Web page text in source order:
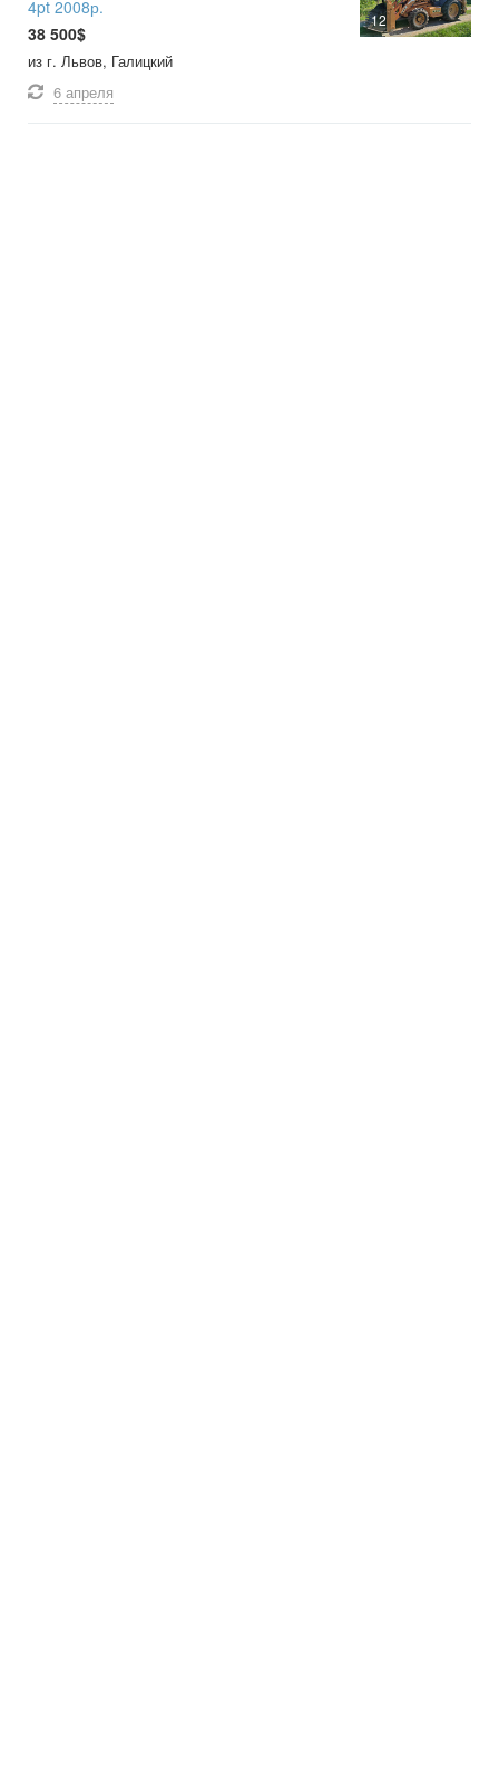
12
4pt 2008р.
38 500$
из г. Львов, Галицкий
6 апреля